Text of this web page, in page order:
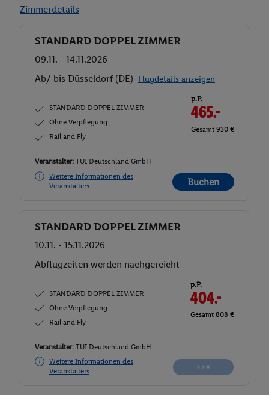
Zimmerdetails
Buchen
STANDARD DOPPEL ZIMMER
09.11. - 14.11.2026
Ab/ bis Düsseldorf (DE) Flugdetails anzeigen
STANDARD DOPPEL ZIMMER
Ohne Verpflegung
Rail and Fly
p.P.
465.-
Gesamt 930 €
Veranstalter: TUI Deutschland GmbH
Weitere Informationen des
Veranstalters
Buchen
Buchen
STANDARD DOPPEL ZIMMER
10.11. - 15.11.2026
Ab/ bis Düsseldorf (DE) Flugdetails anzeigen
STANDARD DOPPEL ZIMMER
Ohne Verpflegung
Rail and Fly
p.P.
467.-
Gesamt 934 €
Veranstalter: TUI Deutschland GmbH
Weitere Informationen des
Veranstalters
Buchen